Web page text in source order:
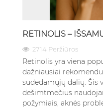
RETINOLIS –
2714 Peržiūros
Retinolis yra viena
dažniausiai
sudedamųjų dalių. Šis
dešimtmečius
požymiais, aknės